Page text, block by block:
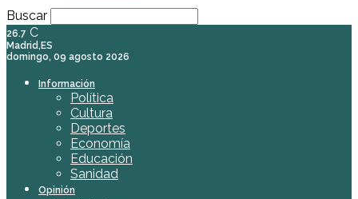
Buscar
26.7 C
Madrid,ES
domingo, 09 agosto 2026
Información
Política
Cultura
Deportes
Economía
Educación
Sanidad
Opinión